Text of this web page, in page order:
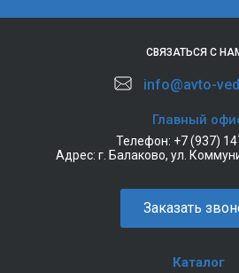
СВЯЗАТЬСЯ С
info@avto-
Главный
Телефон: +7 (937)
Адрес: г. Балаково, ул.
Заказать
Каталог